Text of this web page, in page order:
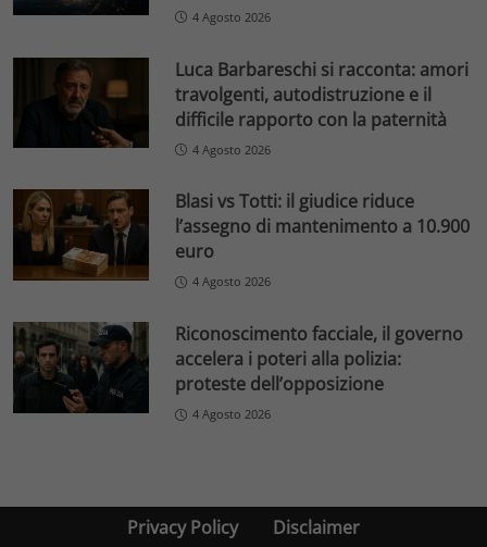
4 Agosto 2026
Luca Barbareschi si racconta: amori
travolgenti, autodistruzione e il
difficile rapporto con la paternità
4 Agosto 2026
Blasi vs Totti: il giudice riduce
l’assegno di mantenimento a 10.900
euro
4 Agosto 2026
Riconoscimento facciale, il governo
accelera i poteri alla polizia:
proteste dell’opposizione
4 Agosto 2026
Privacy Policy Disclaimer